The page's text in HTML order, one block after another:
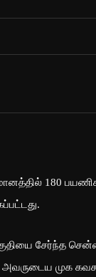
180
சேர்ந்த
அவருடைய முக